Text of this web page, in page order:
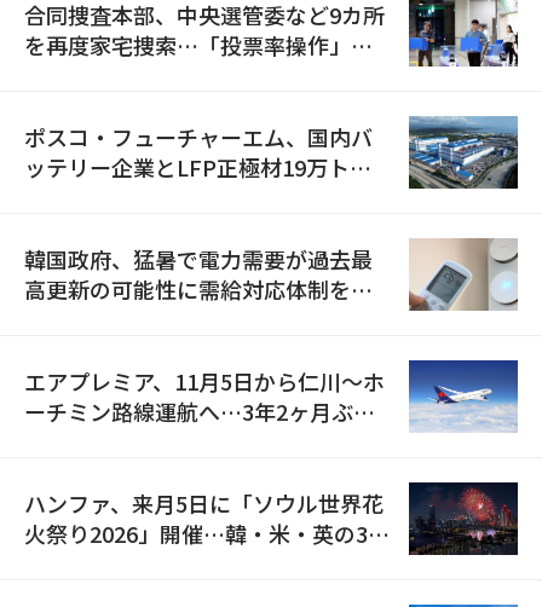
合同捜査本部、中央選管委など9カ所
を再度家宅捜索…「投票率操作」の
ポスコ・フューチャーエム、国内バ
ッテリー企業とLFP正極材19万トン
韓国政府、猛暑で電力需要が過去最
高更新の可能性に需給対応体制を点
エアプレミア、11月5日から仁川〜ホ
ーチミン路線運航へ…3年2ヶ月ぶり
ハンファ、来月5日に「ソウル世界花
火祭り2026」開催…韓・米・英の3カ